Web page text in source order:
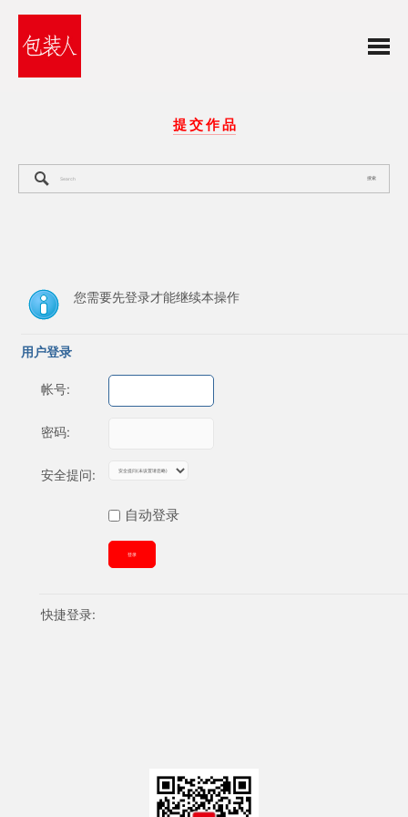
提 交 作 品
搜索
您需要先登录才能继续本操作
用户登录
帐号:
密码:
安全提问:
自动登录
登录
快捷登录: